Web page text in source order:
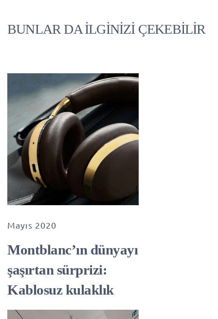
BUNLAR DA İLGİNİZİ ÇEKEBİLİR
Mayıs 2020
Montblanc’ın dünyayı
şaşırtan sürprizi:
Kablosuz kulaklık